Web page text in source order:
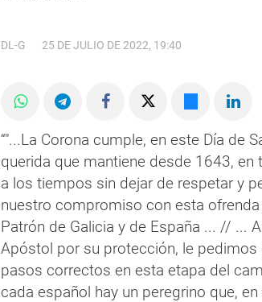
25 DE JULIO DE 2022, 19:40
DL-G
"...La Corona cumple, en este Día de
querida que mantiene desde 1643,
a los tiempos sin dejar de respetar y
nuestro compromiso con esta
Patrón de Galicia y de España ... // ...
Apóstol por su protección, le
pasos correctos en esta etapa del
cada español hay un peregrino que,